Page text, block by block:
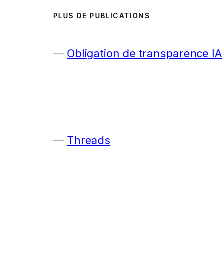
PLUS DE PUBLICATIONS
Obligation de transparence IA
Threads